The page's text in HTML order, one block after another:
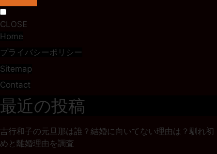
CLOSE
Home
プライバシーポリシー
Sitemap
Contact
最近の投稿
吉行和子の元旦那は誰？結婚に向いてない理由は？馴れ初
めと離婚理由を調査